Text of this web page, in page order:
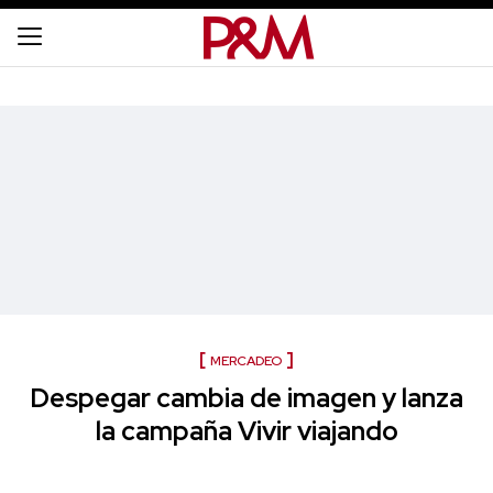
MERCADEO
Despegar cambia de imagen y lanza
la campaña Vivir viajando